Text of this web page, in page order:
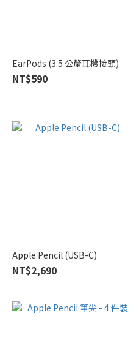
EarPods (3.5 公釐耳機接頭)
NT$590
Apple Pencil (USB-C)
NT$2,690